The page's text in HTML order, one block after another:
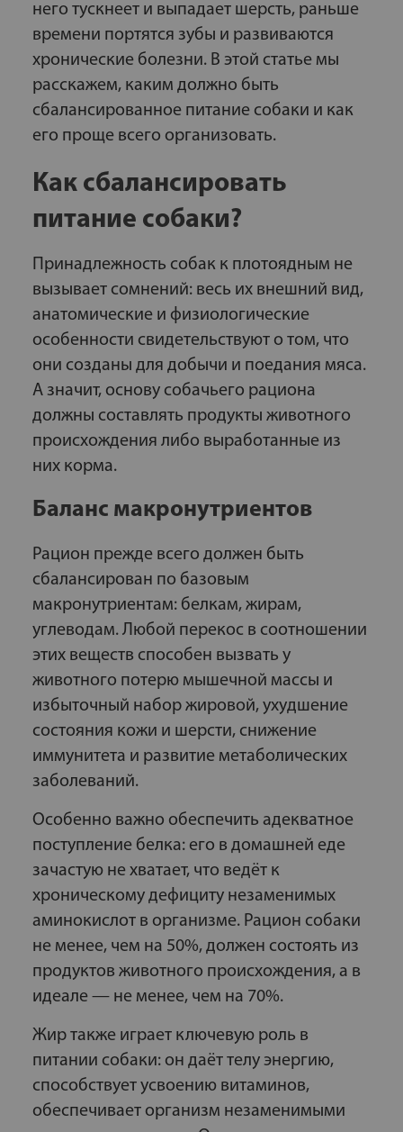
него тускнеет и выпадает шерсть, раньше
времени портятся зубы и развиваются
хронические болезни. В этой статье мы
расскажем, каким должно быть
сбалансированное питание собаки и как
его проще всего организовать.
Как сбалансировать
питание собаки?
Принадлежность собак к плотоядным не
вызывает сомнений: весь их внешний вид,
анатомические и физиологические
особенности свидетельствуют о том, что
они созданы для добычи и поедания мяса.
А значит, основу собачьего рациона
должны составлять продукты животного
происхождения либо выработанные из
них корма.
Баланс макронутриентов
Рацион прежде всего должен быть
сбалансирован по базовым
макронутриентам: белкам, жирам,
углеводам. Любой перекос в соотношении
этих веществ способен вызвать у
животного потерю мышечной массы и
избыточный набор жировой, ухудшение
состояния кожи и шерсти, снижение
иммунитета и развитие метаболических
заболеваний.
Особенно важно обеспечить адекватное
поступление белка: его в домашней еде
зачастую не хватает, что ведёт к
хроническому дефициту незаменимых
аминокислот в организме. Рацион собаки
не менее, чем на 50%, должен состоять из
продуктов животного происхождения, а в
идеале — не менее, чем на 70%.
Жир также играет ключевую роль в
питании собаки: он даёт телу энергию,
способствует усвоению витаминов,
обеспечивает организм незаменимыми